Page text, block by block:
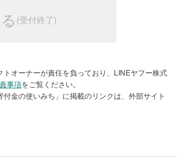
（2）経済編
かく、台風や時化（しけ）による気
多いほど、長期間育てたかきであ
す。短期間で収穫できるということ
しておいしいカキを提供できると
オーナーが責任を負っており、LINEヤフー株式
事項をご覧ください。
金の使いみち」に掲載のリンクは、外部サイト